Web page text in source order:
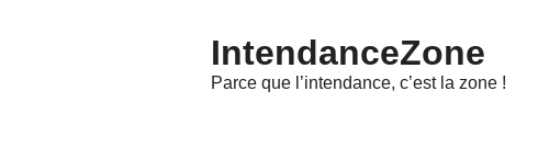
IntendanceZone
Parce que l’intendance, c’est la zone !